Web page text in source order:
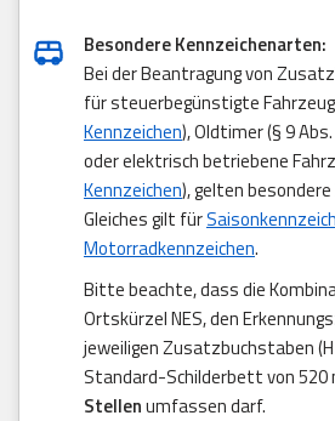
Besondere Kennzeichenarten:
Bei der Beantragung von
für steuerbegünstigte
Kennzeichen), Oldtimer (§ 9 Abs.
oder elektrisch betriebene
Kennzeichen), gelten
Gleiches gilt für
Motorradkennzeichen.
Bitte beachte, dass die
Ortskürzel NES, den
jeweiligen Zusatzbuchstaben
Standard-Schilderbett von 520
Stellenumfassen darf.